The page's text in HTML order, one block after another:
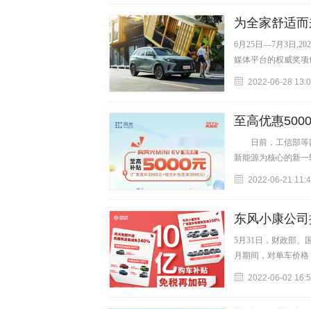
为全家舒适
6月25日—7月3日
媒体平台的权威奖
2022-06-28
至高优惠
日前，工信部等四
新能源为核心的新
2022-06-21
东风小康公
5月31日，财政部、
月期间，对单车价
2022-06-02